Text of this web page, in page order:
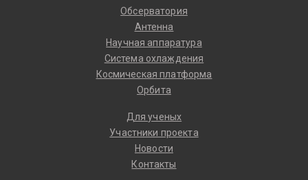
Обсерватория
Антенна
Научная аппаратура
Система охлаждения
Космическая платформа
Орбита
Для ученых
Участники проекта
Новости
Контакты